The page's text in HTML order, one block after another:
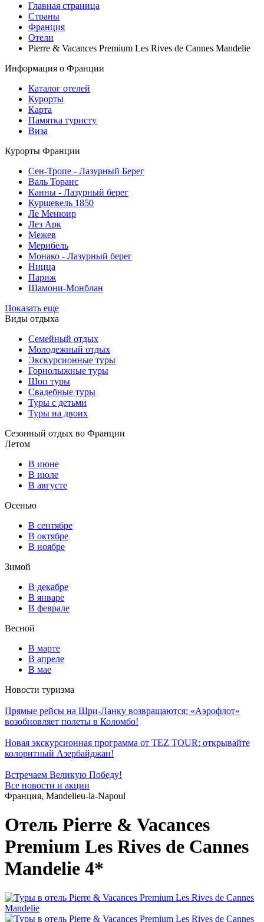
Главная страница
Cтраны
Франция
Отели
Pierre & Vacances Premium Les Rives de Cannes Mandelie
Информация о Франции
Каталог отелей
Курорты
Карта
Памятка туристу
Виза
Курорты Франции
Cен-Тропе - Лазурный Берег
Валь Торанс
Канны - Лазурный берег
Куршевель 1850
Ле Менюир
Лез Арк
Межев
Мерибель
Монако - Лазурный берег
Ницца
Париж
Шамони-Монблан
Показать еще
Виды отдыха
Семейный отдых
Молодежный отдых
Экскурсионные туры
Горнолыжные туры
Шоп туры
Свадебные туры
Туры с детьми
Туры на двоих
Сезонный отдых во Франции
Летом
В июне
В июле
В августе
Осенью
В сентябре
В октябре
В ноябре
Зимой
В декабре
В январе
В феврале
Весной
В марте
В апреле
В мае
Новости туризма
Прямые рейсы на Шри-Ланку возвращаются: «Аэрофлот»
возобновляет полеты в Коломбо!
Новая экскурсионная программа от TEZ TOUR: открывайте
колоритный Азербайджан!
Встречаем Великую Победу!
Все новости и акции
Франция, Mandelieu-la-Napoul
Отель Pierre & Vacances
Premium Les Rives de Cannes
Mandelie 4*